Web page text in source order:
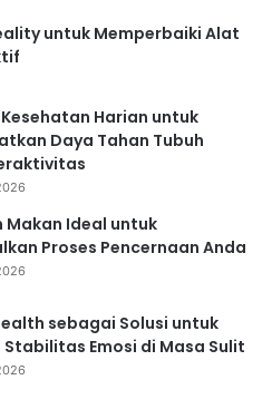
untuk Memperbaiki Alat
Harian untuk
Daya Tahan Tubuh
Makan Ideal untuk
Proses Pencernaan Anda
sebagai Solusi untuk
Emosi di Masa Sulit